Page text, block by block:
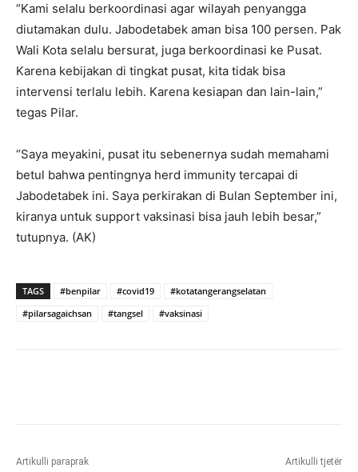
“Kami selalu berkoordinasi agar wilayah penyangga
diutamakan dulu. Jabodetabek aman bisa 100 persen. Pak
Wali Kota selalu bersurat, juga berkoordinasi ke Pusat.
Karena kebijakan di tingkat pusat, kita tidak bisa
intervensi terlalu lebih. Karena kesiapan dan lain-lain,”
tegas Pilar.
“Saya meyakini, pusat itu sebenernya sudah memahami
betul bahwa pentingnya herd immunity tercapai di
Jabodetabek ini. Saya perkirakan di Bulan September ini,
kiranya untuk support vaksinasi bisa jauh lebih besar,”
tutupnya. (AK)
TAGS #benpilar #covid19
#kotatangerangselatan
#pilarsagaichsan
#tangsel #vaksinasi
Artikulli paraprak Artikulli tjetër